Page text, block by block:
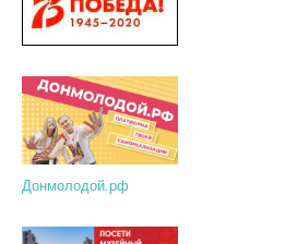
Донмолодой.рф